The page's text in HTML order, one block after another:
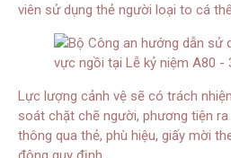
viên sử dụng thẻ người loại to cá
Lực lượng cảnh vệ sẽ có trách
soát chặt chẽ người, phương tiện
thông qua thẻ, phù hiệu, giấy mời